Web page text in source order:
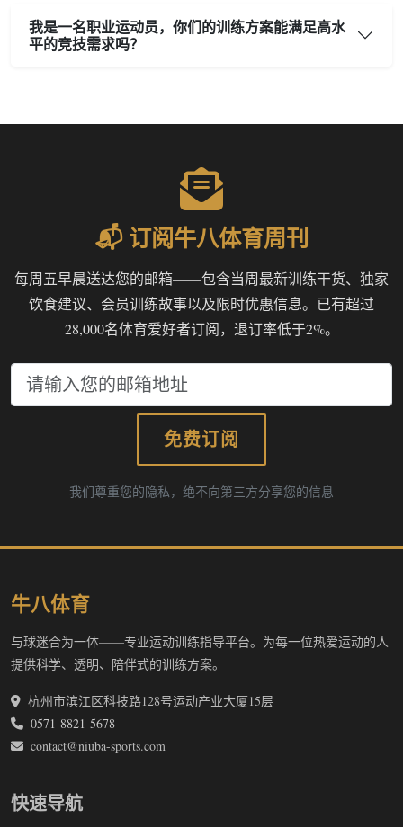
我是一名职业运动员，你们的训练方案能满足高水
平的竞技需求吗？
📬 订阅牛八体育周刊
每周五早晨送达您的邮箱——包含当周最新训练干货、独家
饮食建议、会员训练故事以及限时优惠信息。已有超过
28,000名体育爱好者订阅，退订率低于2%。
免费订阅
我们尊重您的隐私，绝不向第三方分享您的信息
牛八体育
与球迷合为一体——专业运动训练指导平台。为每一位热爱运动的人
提供科学、透明、陪伴式的训练方案。
杭州市滨江区科技路128号运动产业大厦15层
0571-8821-5678
contact@niuba-sports.com
快速导航